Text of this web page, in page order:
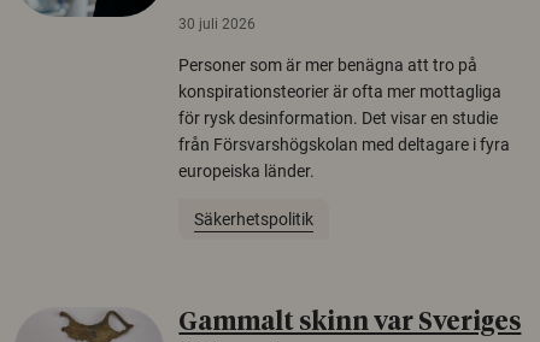
30 juli 2026
Personer som är mer benägna att tro på
konspirationsteorier är ofta mer mottagliga
för rysk desinformation. Det visar en studie
från Försvarshögskolan med deltagare i fyra
europeiska länder.
Säkerhetspolitik
Gammalt skinn var Sveriges